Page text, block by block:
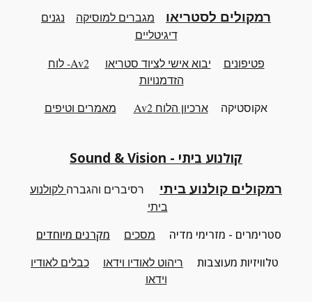
רמקולים לסטריאו מגברים למוסיקה
נגנים
דיגיטליים
פטיפונים יבוא אישי לציוד סטריאו
Av2- לוח
הזדמנויות
אקוסטיקהארכיון הלוח Av2 מאמרים וטיפים
קולנוע ביתי - Sound & Vision
רמקולים קולנוע ביתי רסיברים והגברה לקולנוע
ביתי
סטרימרים - מזרימי מדיה מסכים
מקרנים מיוחדים
טלוויזיות מעוצבות
ריהוט לאודיו וידאו
כבלים לאודיו
וידאו